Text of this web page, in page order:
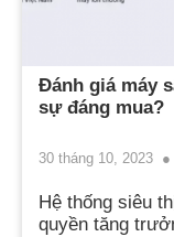
Đánh giá máy
sự đáng mua?
30 tháng 10, 2023
Hệ thống siêu
quyền tăng